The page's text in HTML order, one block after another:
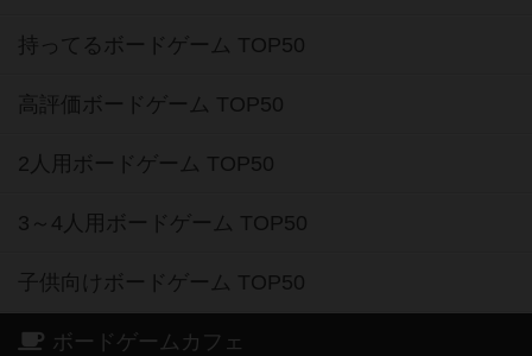
持ってるボードゲーム TOP50
高評価ボードゲーム TOP50
2人用ボードゲーム TOP50
3～4人用ボードゲーム TOP50
子供向けボードゲーム TOP50
ボードゲームカフェ